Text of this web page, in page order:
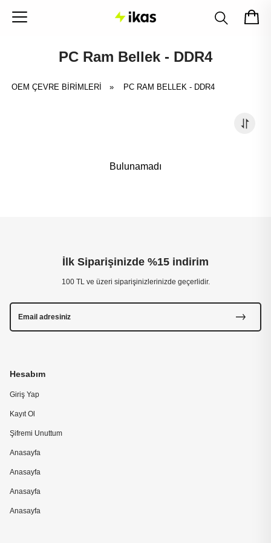
PC Ram Bellek - DDR4
OEM ÇEVRE BİRİMLERİ » PC RAM BELLEK - DDR4
Bulunamadı
Hesabım
Giriş Yap
Kayıt Ol
Şifremi Unuttum
Anasayfa
Anasayfa
Anasayfa
Anasayfa
İlk Siparişinizde %15 indirim
100 TL ve üzeri siparişinizlerinizde geçerlidir.